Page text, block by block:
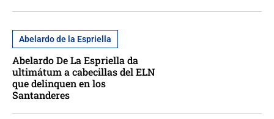
Abelardo de la Espriella
Abelardo De La Espriella da
ultimátum a cabecillas del ELN
que delinquen en los
Santanderes